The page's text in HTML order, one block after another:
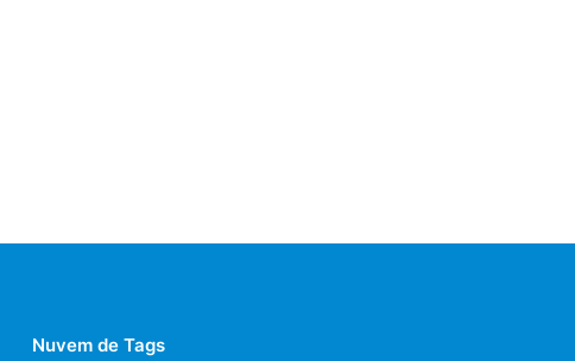
Nuvem de Tags